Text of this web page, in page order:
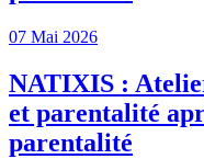
07 Mai 2026
NATIXIS :
et parentalité
parentalité